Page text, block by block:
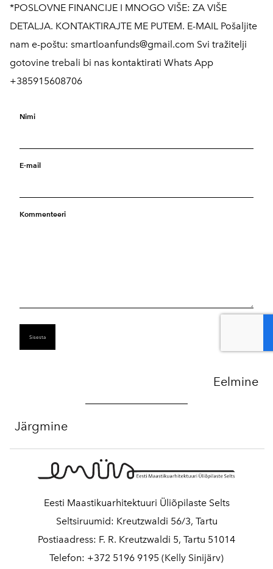
*POSLOVNE FINANCIJE I MNOGO VIŠE: ZA VIŠE
DETALJA. KONTAKTIRAJTE ME PUTEM. E-MAIL Pošaljite
nam e-poštu: smartloanfunds@gmail.com Svi tražitelji
gotovine trebali bi nas kontaktirati Whats App
+385915608706
Nimi
E-mail
Kommenteeri
Eelmine
Järgmine
Eesti Maastikuarhitektuuri Üliõpilaste Selts
Seltsiruumid: Kreutzwaldi 56/3, Tartu
Postiaadress: F. R. Kreutzwaldi 5, Tartu 51014
Telefon: +372 5196 9195 (Kelly Sinijärv)